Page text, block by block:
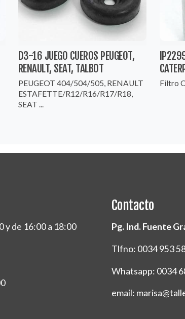
D3-16 JUEGO CUEROS PEUGEOT,
RENAULT, SEAT, TALBOT
PEUGEOT 404/504/505, RENAULT
ESTAFETTE/R12/R16/R17/R18,
SEAT ...
Filtro
y de 16:00 a 18:00
Contacto
Pg. Ind. Fuente
Tlfno: 0034 953
Whatsapp: 0034
email: